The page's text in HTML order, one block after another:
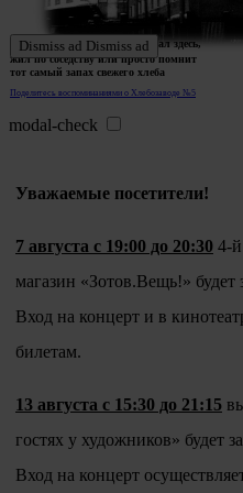
Поделитесь воспоминаниями о Хлебозаводе №5
Ждем истории тех, кто работал здесь,
жил по соседству или просто помнит
тот самый запах свежего хлеба
Dismiss ad Dismiss ad
modal-check
Уважаемые посетители!
7 августа с 19:00 до 20:30 4-
магазин «Зотов.Вещь!» будет
Вход на концерт и в
билетам.
13 августа с 15:30 до 21:15
гостях у художников» будет
Вход на концерт